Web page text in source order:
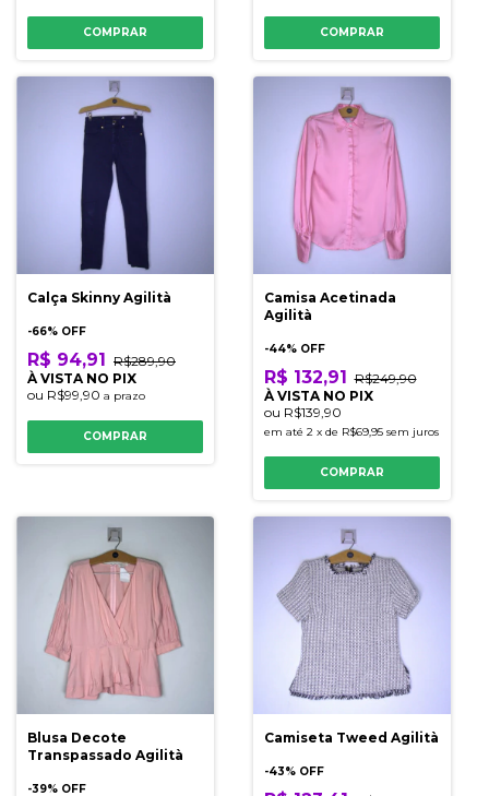
COMPRAR COMPRAR
Calça Skinny Agilità
-66% OFF
R$ 94,91 R$289,90
À VISTA NO PIX
ou R$99,90 a prazo
COMPRAR
Camisa Acetinada
Agilità
-44% OFF
R$ 132,91 R$249,90
À VISTA NO PIX
ou R$139,90
em até 2 x de R$69,95 sem juros
COMPRAR
Blusa Decote
Transpassado Agilità
-39% OFF
Camiseta Tweed Agilità
-43% OFF